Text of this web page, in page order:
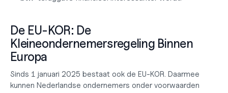
De EU-KOR: De
Kleineondernemersregeling Binnen
Europa
Sinds 1 januari 2025 bestaat ook de EU-KOR. Daarmee
kunnen Nederlandse ondernemers onder voorwaarden